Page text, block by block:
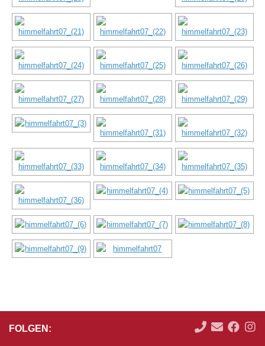
FOLGEN: